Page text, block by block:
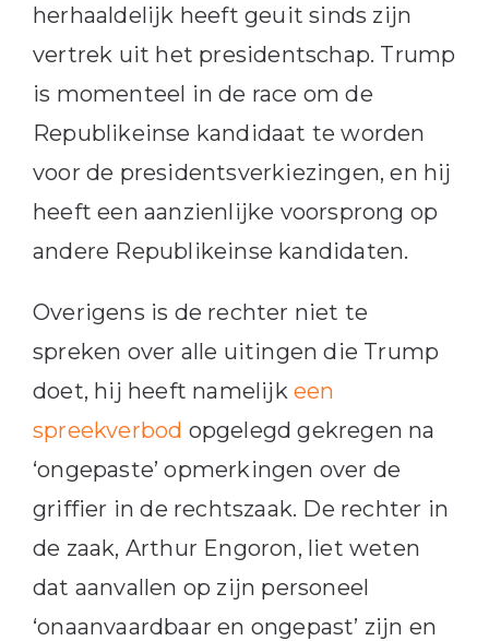
herhaaldelijk heeft geuit sinds zijn
vertrek uit het presidentschap. Trump
is momenteel in de race om de
Republikeinse kandidaat te worden
voor de presidentsverkiezingen, en hij
heeft een aanzienlijke voorsprong op
andere Republikeinse kandidaten.
Overigens is de rechter niet te
spreken over alle uitingen die Trump
doet, hij heeft namelijk een
spreekverbod opgelegd gekregen na
‘ongepaste’ opmerkingen over de
griffier in de rechtszaak. De rechter in
de zaak, Arthur Engoron, liet weten
dat aanvallen op zijn personeel
‘onaanvaardbaar en ongepast’ zijn en